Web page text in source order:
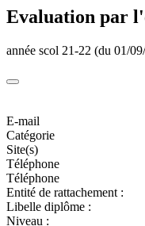
Evaluation par
année scol 21-22 (du 01/
E-mail
Catégorie
Site(s)
Téléphone
Téléphone
Entité de rattachement :
Libelle diplôme :
Niveau :